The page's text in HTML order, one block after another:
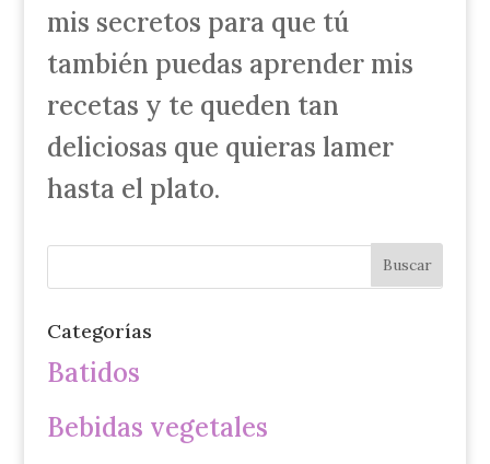
mis secretos para que tú
también puedas aprender mis
recetas y te queden tan
deliciosas que quieras lamer
hasta el plato.
Categorías
Batidos
Bebidas vegetales